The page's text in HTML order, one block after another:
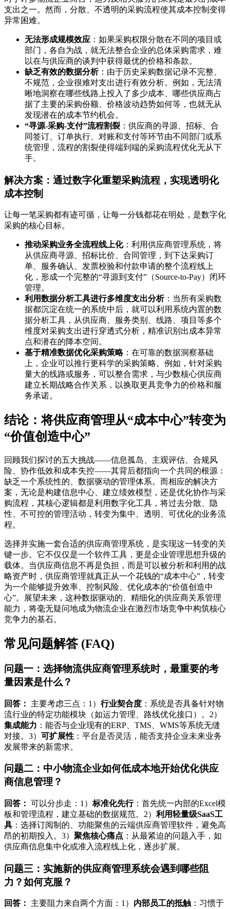
支出之一。然而，分散、不透明的采购流程使其成本控制变得
异常困难。
无法形成规模效应 ：如果采购权限分散在不同的项目或
部门，各自为战，就无法整合企业的总体采购需求，难
以在与供应商的谈判中获得最优的价格和条款。
缺乏有效的数据分析：由于历史采购数据记录不完整、
不规范，企业很难对支出进行有效分析。例如，无法清
晰地洞察在哪些线路上投入了多少成本、哪些供应商占
据了主要的采购份额、价格波动趋势如何等，也就无从
发现潜在的成本节约机会。
“寻源-采购-支付”流程割裂 ：供应商的寻源、招标、合
同签订、订单执行、对账和支付等环节由不同部门或系
统管理，流程的割裂使得端到端的采购流程优化无从下
手。
解决方案：通过数字化重塑采购流程，实现透明化
成本控制
让每一笔采购都有迹可循，让每一分钱都花在明处，是数字化
采购的核心目标。
推动采购业务全流程线上化：利用供应商管理系统，将
从供应商寻源、招标比价、合同管理，到下达采购订
单、服务确认、发票校验和付款申请的整个流程线上
化，形成一个完整的“寻源到支付”（Source-to-Pay）闭环
管理。
利用数据分析工具进行多维度支出分析：当所有采购数
据都沉淀在统一的系统中后，就可以利用系统内置的数
据分析工具，从供应商、服务类别、线路、项目等多个
维度对采购支出进行穿透式分析，精准识别出成本异常
点和潜在的降本空间。
基于精准数据优化采购策略：在可靠的数据洞察基础
上，企业可以推行更科学的采购策略。例如，针对采购
量大的线路或服务，可以整合需求，与少数核心供应商
建立长期战略合作关系，以换取更具竞争力的价格和服
务承诺。
结论：将供应商管理从“成本中心”转变为
“价值创造中心”
回顾我们探讨的五大挑战——信息孤岛、主观评估、合规风
险、协作低效和成本失控——其背后都指向一个共同的根源：
缺乏一个系统性的、数据驱动的管理体系。而相应的解决方
案，无论是构建信息中心、建立绩效模型，还是优化协作与采
购流程，其核心逻辑都是利用数字化工具，将过去分散、隐
性、不可控的管理活动，转变为集中、透明、可优化的业务流
程。
选择并实施一套合适的供应商管理系统，是实现这一转变的关
键一步。它不仅仅是一个软件工具，更是企业管理思想升级的
载体。当供应商信息不再是负担，而是可以被分析和利用的战
略资产时，供应商管理就真正从一个花钱的“成本中心”，转变
为一个能够提升效率、控制风险、优化成本的“价值创造中
心”。展望未来，这种数据驱动的、精细化的供应商关系管理
能力，将毫无疑问地成为物流企业在激烈市场竞争中构筑核心
竞争力的基石。
常见问题解答 (FAQ)
问题一：选择物流供应商管理系统时，最重要的考
量因素是什么？
回答： 主要考虑三点：1） 行业契合度 ：系统是否具备针对物
流行业的特定功能模块（如运力管理、路线优化接口）。2）
集成能力 ：能否与企业现有的ERP、TMS、WMS等系统无缝
对接。3） 可扩展性 ：平台是否灵活，能否支持企业未来业务
发展带来的新需求。
问题二：中小物流企业如何低成本地开始优化供应
商信息管理？
回答： 可以分步走：1） 标准化先行：首先统一内部的Excel模
板和管理流程，建立基础的数据规范。2） 利用轻量级SaaS工
具 ：选择订阅制的、功能聚焦的云端供应商管理软件，避免高
昂的初期投入。3） 聚焦核心痛点 ：从最紧迫的问题入手，如
供应商信息集中化或准入流程线上化，逐步扩展。
问题三：实施新的供应商管理系统会遇到哪些阻
力？如何克服？
回答： 主要阻力来自两个方面：1） 内部员工的抵触：习惯于